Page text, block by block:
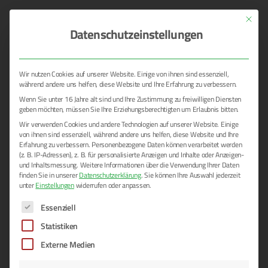
ALLGEMEIN
Unsere Heizlösungen für Zelte, Hallen
und Gebäude
Wärme und Behaglichkeit für Ihr Event: Unsere Hei­zlö­sun­gen
Mit
Datenschutzeinstellungen
Wir nutzen Cookies auf unserer Website. Einige von ihnen sind essenziell,
während andere uns helfen, diese Website und Ihre Erfahrung zu verbessern.
Wenn Sie unter 16 Jahre alt sind und Ihre Zustimmung zu freiwilligen Diensten
geben möchten, müssen Sie Ihre Erziehungsberechtigten um Erlaubnis bitten.
Wir verwenden Cookies und andere Technologien auf unserer Website. Einige
von ihnen sind essenziell, während andere uns helfen, diese Website und Ihre
Erfahrung zu verbessern. Personenbezogene Daten können verarbeitet werden
(z. B. IP-Adressen), z. B. für personalisierte Anzeigen und Inhalte oder Anzeigen-
und Inhaltsmessung. Weitere Informationen über die Verwendung Ihrer Daten
finden Sie in unsererDatenschutzerklärung.Sie können Ihre Auswahl jederzeit
unterEinstellungenwiderrufen oder anpassen.
Es folgt eine Liste der Service-Gruppen, für die eine
Essenziell
Statistiken
Externe Medien